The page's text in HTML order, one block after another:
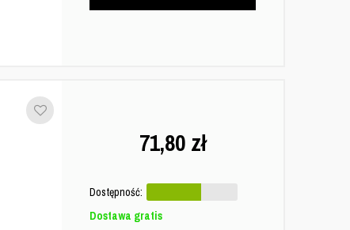
71,80 zł
Dostępność:
Dostawa gratis